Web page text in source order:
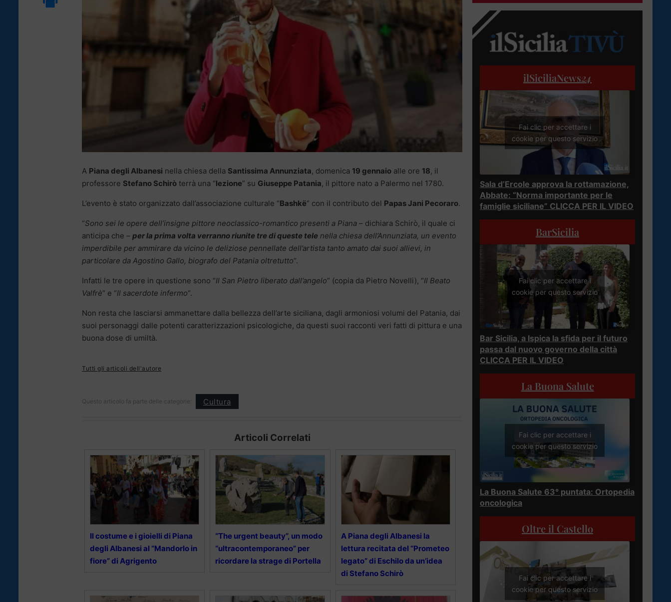
A Piana degli Albanesi nella chiesa della Santissima Annunziata, domenica 19 gennaio alle ore 18, il
professore Stefano Schirò terrà una “lezione” su Giuseppe Patania, il pittore nato a Palermo nel 1780.
L’evento è stato organizzato dall’associazione culturale “Bashkë” con il contributo del Papas Jani Pecoraro.
“Sono sei le opere dell’insigne pittore neoclassico-romantico presenti a Piana – dichiara Schirò, il quale ci
anticipa che – per la prima volta verranno riunite tre di queste tele nella chiesa dell’Annunziata, un evento
imperdibile per ammirare da vicino le deliziose pennellate dell’artista tanto amato dai suoi allievi, in
particolare da Agostino Gallo, biografo del Patania oltretutto“.
Infatti le tre opere in questione sono “Il San Pietro liberato dall’angelo” (copia da Pietro Novelli), “Il Beato
Valfrè” e “Il sacerdote infermo“.
Non resta che lasciarsi ammanettare dalla bellezza dell’arte siciliana, dagli armoniosi volumi del Patania, dai
suoi personaggi dalle potenti caratterizzazioni psicologiche, da questi suoi racconti veri fatti di pittura e una
buona dose di umiltà.
Tutti gli articoli dell'autore
Questo articolo fa parte delle categorie: Cultura
Articoli Correlati
Il costume e i gioielli di Piana
degli Albanesi al “Mandorlo in
fiore” di Agrigento
“The urgent beauty”, un modo
“ultracontemporaneo” per
ricordare la strage di Portella
A Piana degli Albanesi la
lettura recitata del “Prometeo
legato” di Eschilo da un’idea
di Stefano Schirò
ilSiciliaNews24
Fai clic per accettare i
cookie per questo servizio
Sala d’Ercole approva la rottamazione,
Abbate: “Norma importante per le
famiglie siciliane” CLICCA PER IL VIDEO
BarSicilia
Fai clic per accettare i
cookie per questo servizio
Bar Sicilia, a Ispica la sfida per il futuro
passa dal nuovo governo della città
CLICCA PER IL VIDEO
La Buona Salute
Fai clic per accettare i
cookie per questo servizio
La Buona Salute 63° puntata: Ortopedia
oncologica
Oltre il Castello
Fai clic per accettare i
cookie per questo servizio